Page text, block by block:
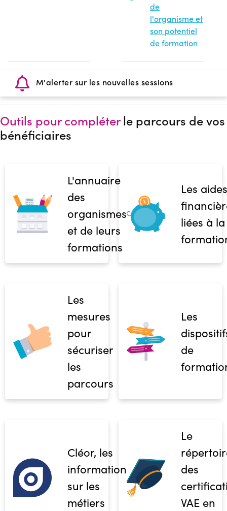
de
l'organisme et
son potentiel
de formation
M'alerter sur les nouvelles sessions
Outils pour compléterle parcours de vos
bénéficiaires
L'annuaire
des
organismes
et de leurs
formations
Les aides
liées à la
Les
mesures
pour
sécuriser
les
parcours
Les
de
Cléor, les
informations
sur les
métiers
Le
des
VAE en